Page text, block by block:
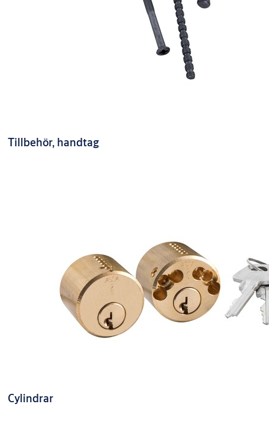
Tillbehör, handtag
Cylindrar